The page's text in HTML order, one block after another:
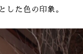
した色の印象。